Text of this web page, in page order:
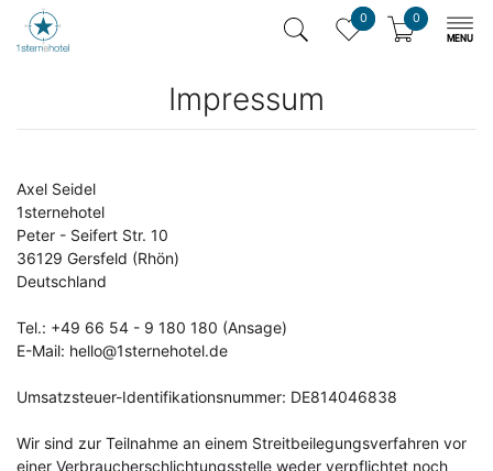
0 0
Impressum
Axel Seidel
1sternehotel
Peter - Seifert Str. 10
36129 Gersfeld (Rhön)
Deutschland
Tel.: +49 66 54 - 9 180 180 (Ansage)
E-Mail: hello@1sternehotel.de
Umsatzsteuer-Identifikationsnummer: DE814046838
Wir sind zur Teilnahme an einem Streitbeilegungsverfahren vor
einer Verbraucherschlichtungsstelle weder verpflichtet noch